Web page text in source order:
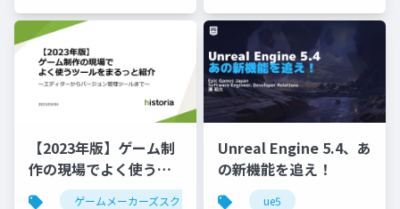
【2023年版】ゲーム制
作の現場でよく使うツ
ールをまるっと紹介
ゲームメーカーズスクランブル ゲーム制作
Unreal Engine 5.4、あ
の新機能を追え！
ue5